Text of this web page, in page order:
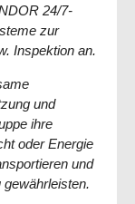
24/7-
zur
Inspektion an.
und
ihre
oder Energie
und